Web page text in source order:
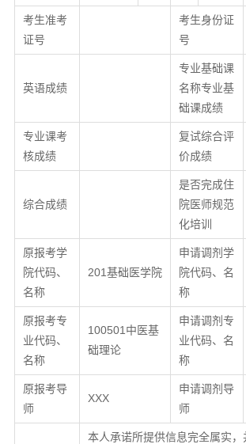
考生准考
证号
考生身份证
号
英语成绩
专业基础课
名称专业基
础课成绩
专业课考
核成绩
复试综合评
价成绩
综合成绩
是否完成住
院医师规范
化培训
原报考学
院代码、
名称
201基础医学院
申请调剂学
院代码、名
称
原报考专
业代码、
名称
100501中医基
础理论
申请调剂专
业代码、名
称
原报考导
师
XXX
申请调剂导
师
本人承诺所提供信息完全属实